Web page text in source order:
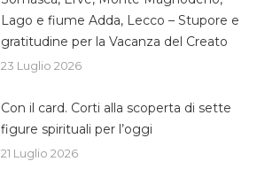
Lago e fiume Adda, Lecco – Stupore e
gratitudine per la Vacanza del Creato
23 Luglio 2026
Con il card. Corti alla scoperta di sette
figure spirituali per l’oggi
21 Luglio 2026